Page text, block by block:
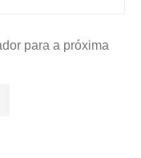
para a próxima